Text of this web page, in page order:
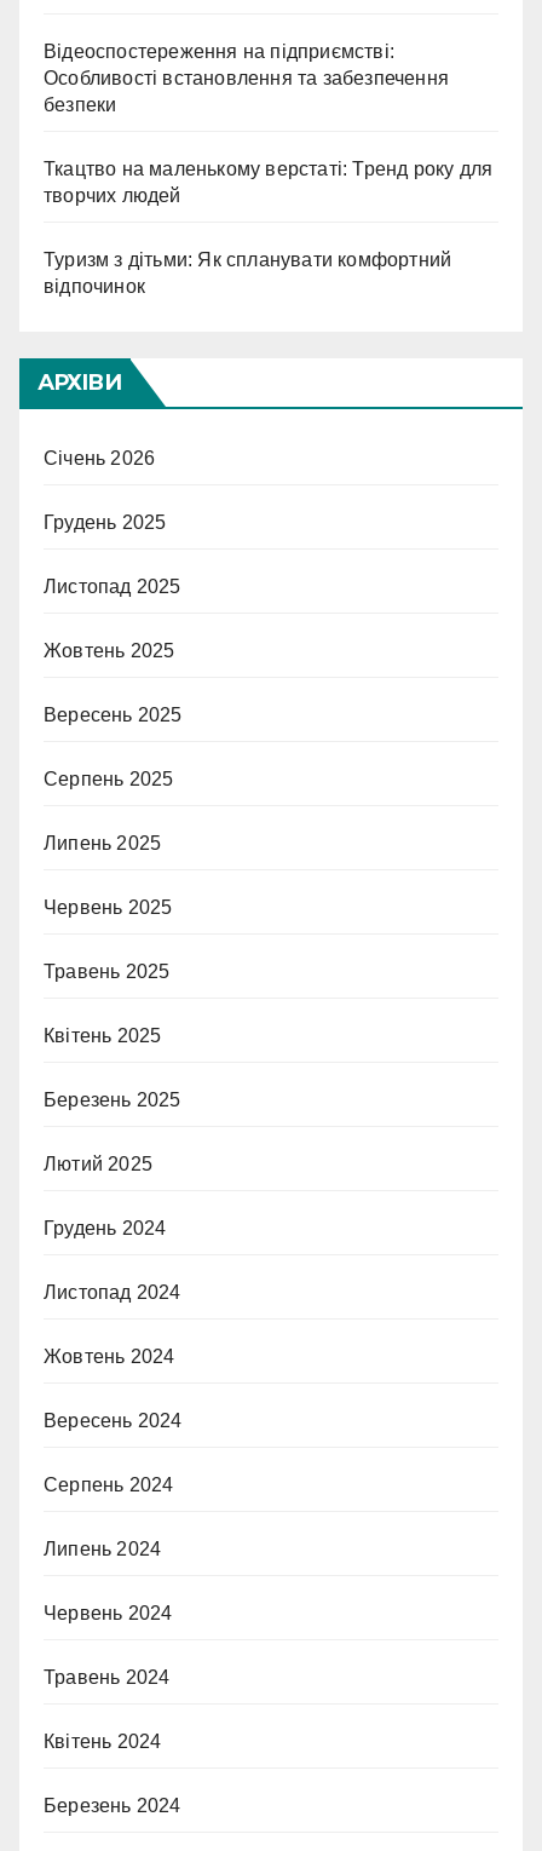
Відеоспостереження на підприємстві:
Особливості встановлення та забезпечення
безпеки
Ткацтво на маленькому верстаті: Тренд року для
творчих людей
Туризм з дітьми: Як спланувати комфортний
відпочинок
АРХІВИ
Січень 2026
Грудень 2025
Листопад 2025
Жовтень 2025
Вересень 2025
Серпень 2025
Липень 2025
Червень 2025
Травень 2025
Квітень 2025
Березень 2025
Лютий 2025
Грудень 2024
Листопад 2024
Жовтень 2024
Вересень 2024
Серпень 2024
Липень 2024
Червень 2024
Травень 2024
Квітень 2024
Березень 2024